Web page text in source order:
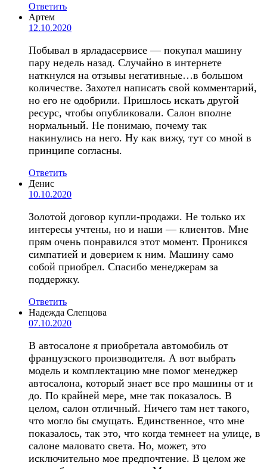
Ответить
Артем
12.10.2020
Побывал в ярладасервисе — покупал машину
пару недель назад. Случайно в интернете
наткнулся на отзывы негативные…в большом
количестве. Захотел написать свой комментарий,
но его не одобрили. Пришлось искать другой
ресурс, чтобы опубликовали. Салон вполне
нормальный. Не понимаю, почему так
накинулись на него. Ну как вижу, тут со мной в
принципе согласны.
Ответить
Денис
10.10.2020
Золотой договор купли-продажи. Не только их
интересы учтены, но и наши — клиентов. Мне
прям очень понравился этот момент. Проникся
симпатией и доверием к ним. Машину само
собой приобрел. Спасибо менеджерам за
поддержку.
Ответить
Надежда Слепцова
07.10.2020
В автосалоне я приобретала автомобиль от
французского производителя. А вот выбрать
модель и комплектацию мне помог менеджер
автосалона, который знает все про машины от и
до. По крайней мере, мне так показалось. В
целом, салон отличный. Ничего там нет такого,
что могло бы смущать. Единственное, что мне
показалось, так это, что когда темнеет на улице, в
салоне маловато света. Но, может, это
исключительно мое предпочтение. В целом же